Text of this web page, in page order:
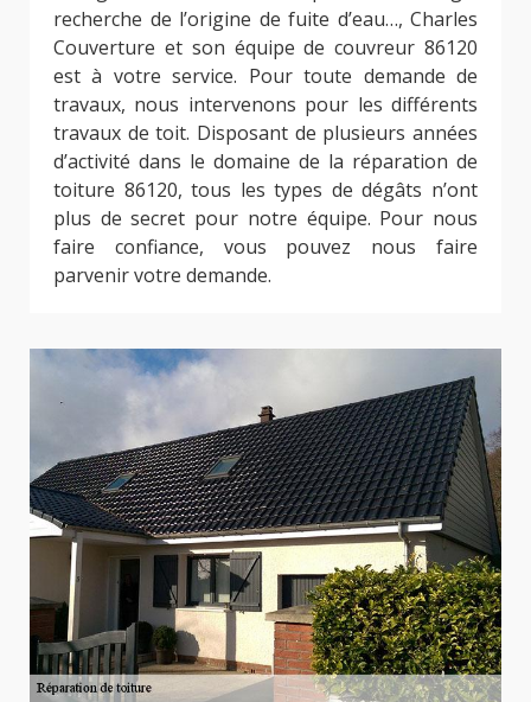
recherche de l’origine de fuite d’eau…, Charles
Couverture et son équipe de couvreur 86120
est à votre service. Pour toute demande de
travaux, nous intervenons pour les différents
travaux de toit. Disposant de plusieurs années
d’activité dans le domaine de la réparation de
toiture 86120, tous les types de dégâts n’ont
plus de secret pour notre équipe. Pour nous
faire confiance, vous pouvez nous faire
parvenir votre demande.